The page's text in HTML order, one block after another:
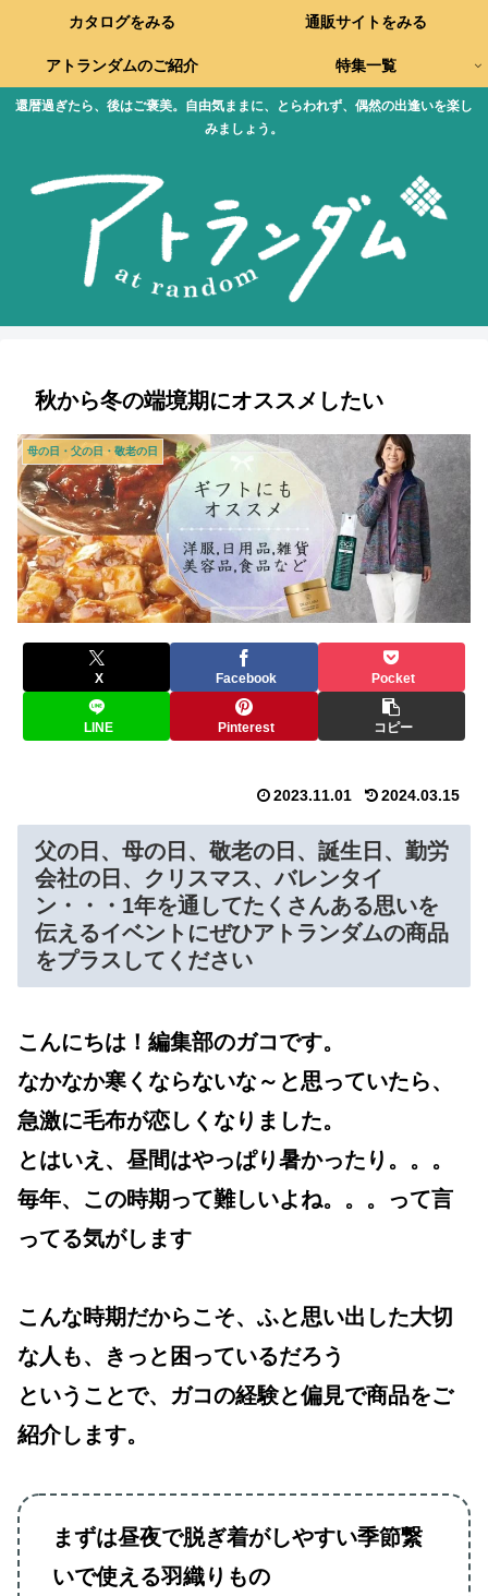
還暦過ぎたら、後はご褒美。自由気ままに、とらわれず、偶然の出逢いを楽し
みましょう。
カタログをみる 通販サイトをみる
アトランダムのご紹介 特集一覧
秋から冬の端境期にオススメしたい
母の日・父の日・敬老の日
X Facebook Pocket
LINE Pinterest コピー
2023.11.01 2024.03.15
父の日、母の日、敬老の日、誕生日、勤労
会社の日、クリスマス、バレンタイ
ン・・・1年を通してたくさんある思いを
伝えるイベントにぜひアトランダムの商品
をプラスしてください
こんにちは！編集部のガコです。
なかなか寒くならないな～と思っていたら、
急激に毛布が恋しくなりました。
とはいえ、昼間はやっぱり暑かったり。。。
毎年、この時期って難しいよね。。。って言
ってる気がします
こんな時期だからこそ、ふと思い出した大切
な人も、きっと困っているだろう
ということで、ガコの経験と偏見で商品をご
紹介します。
まずは昼夜で脱ぎ着がしやすい季節繋
いで使える羽織りもの